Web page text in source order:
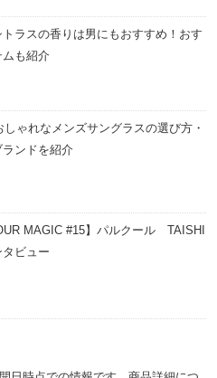
ラスの香りは男にもおすすめ！おす
も紹介
しゃれなメンズサングラスの選び方・
ンドを紹介
MAGIC #15】パルクール TAISHI
ビュー